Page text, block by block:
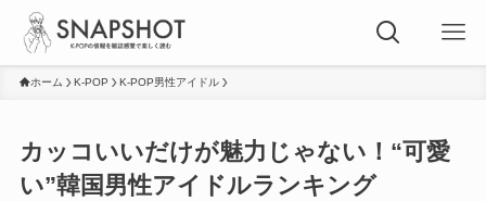
ホーム K-POP K-POP男性アイドル
カッコいいだけが魅力じゃない！“可愛
い”韓国男性アイドルランキング